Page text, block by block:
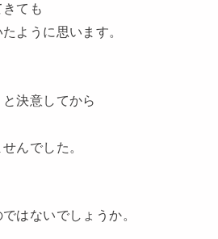
ても
ように思います。
決意してから
んでした。
はないでしょうか。